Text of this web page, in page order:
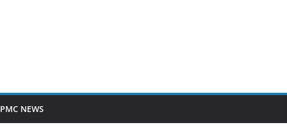
PMC NEWS